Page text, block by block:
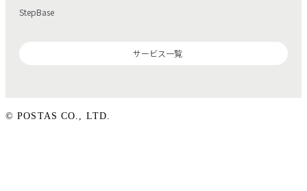
StepBase
サービス一覧
© POSTAS CO., LTD.